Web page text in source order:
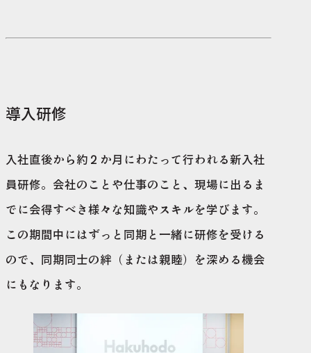
導入研修
入社直後から約２か月にわたって行われる新入社
員研修。会社のことや仕事のこと、現場に出るま
でに会得すべき様々な知識やスキルを学びます。
この期間中にはずっと同期と一緒に研修を受ける
ので、同期同士の絆（または親睦）を深める機会
にもなります。